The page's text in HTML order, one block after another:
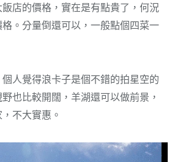
店的價格，實在是有點貴了，何況
。分量倒還可以，一般點個四菜一
人覺得浪卡子是個不錯的拍星空的
也比較開闊，羊湖還可以做前景，
不大實惠。